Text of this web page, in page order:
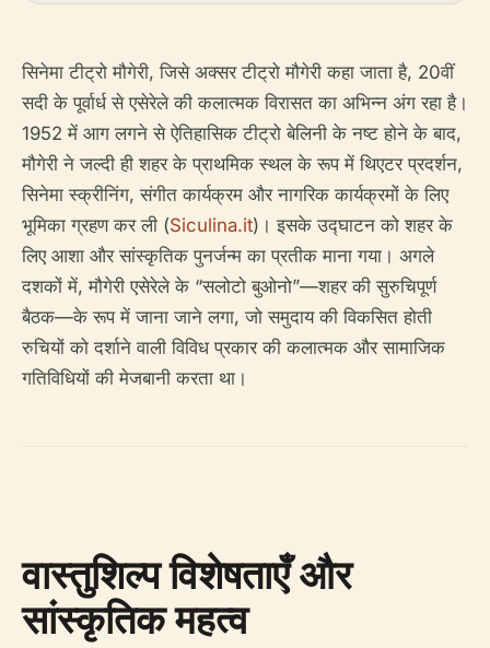
सिनेमा टीट्रो मौगेरी, जिसे अक्सर टीट्रो मौगेरी कहा जाता है, 20वीं
सदी के पूर्वार्ध से एसेरेले की कलात्मक विरासत का अभिन्न अंग रहा है।
1952 में आग लगने से ऐतिहासिक टीट्रो बेलिनी के नष्ट होने के बाद,
मौगेरी ने जल्दी ही शहर के प्राथमिक स्थल के रूप में थिएटर प्रदर्शन,
सिनेमा स्क्रीनिंग, संगीत कार्यक्रम और नागरिक कार्यक्रमों के लिए
भूमिका ग्रहण कर ली (Siculina.it)। इसके उद्घाटन को शहर के
लिए आशा और सांस्कृतिक पुनर्जन्म का प्रतीक माना गया। अगले
दशकों में, मौगेरी एसेरेले के “सलोटो बुओनो”—शहर की सुरुचिपूर्ण
बैठक—के रूप में जाना जाने लगा, जो समुदाय की विकसित होती
रुचियों को दर्शाने वाली विविध प्रकार की कलात्मक और सामाजिक
गतिविधियों की मेजबानी करता था।
वास्तुशिल्प विशेषताएँ और
सांस्कृतिक महत्व